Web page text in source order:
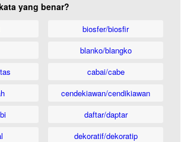
yang benar?
biosfer/biosfir
blanko/blangko
cabai/cabe
cendekiawan/cendikiawan
daftar/daptar
dekoratif/dekoratip